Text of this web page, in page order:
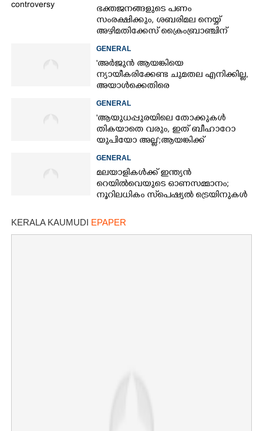
ഭക്തജനങ്ങളുടെ പണം
സംരക്ഷിക്കും, ശബരിമല നെയ്യ്
അഴിമതിക്കേസ് ക്രൈംബ്രാഞ്ചിന്
GENERAL
'അർജുൻ ആയങ്കിയെ
ന്യായീകരിക്കേണ്ട ചുമതല എനിക്കില്ല,
അയാൾക്കെതിരെ
GENERAL
'ആയുധപ്പുരയിലെ തോക്കുകൾ
തികയാതെ വരും, ഇത് ബീഹാറോ
യുപിയോ അല്ല';ആയങ്കിക്ക്
GENERAL
മലയാളികൾക്ക് ഇന്ത്യൻ
റെയിൽവെയുടെ ഓണസമ്മാനം;
നൂറിലധികം സ്‌പെഷ്യൽ ട്രെയിനുകൾ
KERALA KAUMUDI EPAPER